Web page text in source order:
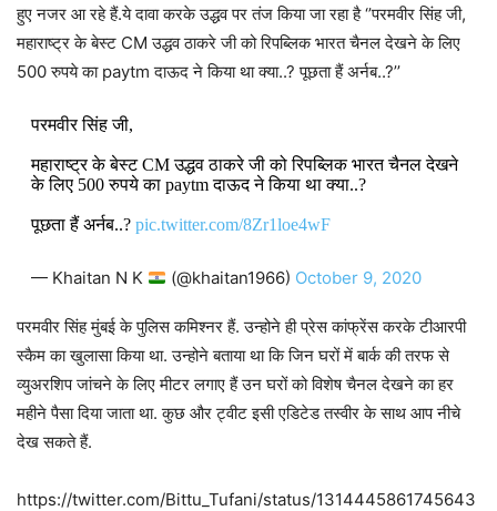
हुए नजर आ रहे हैं.ये दावा करके उद्धव पर तंज किया जा रहा है ‘’परमवीर सिंह जी,
महाराष्ट्र के बेस्ट CM उद्धव ठाकरे जी को रिपब्लिक भारत चैनल देखने के लिए
500 रुपये का paytm दाऊद ने किया था क्या..? पूछता हैं अर्नब..?’’
परमवीर सिंह जी,
महाराष्ट्र के बेस्ट CM उद्धव ठाकरे जी को रिपब्लिक भारत चैनल देखने
के लिए 500 रुपये का paytm दाऊद ने किया था क्या..?
पूछता हैं अर्नब..? pic.twitter.com/8Zr1loe4wF
— Khaitan N K (@khaitan1966) October 9, 2020
परमवीर सिंह मुंबई के पुलिस कमिश्नर हैं. उन्होने ही प्रेस कांफ्रेंस करके टीआरपी
स्कैम का खुलासा किया था. उन्होने बताया था कि जिन घरों में बार्क की तरफ से
व्युअरशिप जांचने के लिए मीटर लगाए हैं उन घरों को विशेष चैनल देखने का हर
महीने पैसा दिया जाता था. कुछ और ट्वीट इसी एडिटेड तस्वीर के साथ आप नीचे
देख सकते हैं.
https://twitter.com/Bittu_Tufani/status/1314445861745643